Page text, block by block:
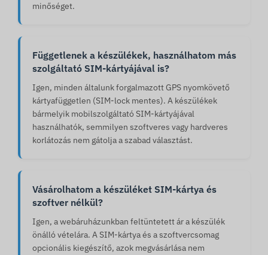
minőséget.
Függetlenek a készülékek, használhatom más
szolgáltató SIM-kártyájával is?
Igen, minden általunk forgalmazott GPS nyomkövető
kártyafüggetlen (SIM-lock mentes). A készülékek
bármelyik mobilszolgáltató SIM-kártyájával
használhatók, semmilyen szoftveres vagy hardveres
korlátozás nem gátolja a szabad választást.
Vásárolhatom a készüléket SIM-kártya és
szoftver nélkül?
Igen, a webáruházunkban feltüntetett ár a készülék
önálló vételára. A SIM-kártya és a szoftvercsomag
opcionális kiegészítő, azok megvásárlása nem